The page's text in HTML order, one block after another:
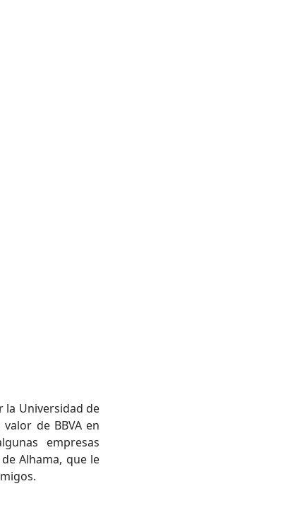
la Universidad de
de BBVA en
empresas
Alhama, que le